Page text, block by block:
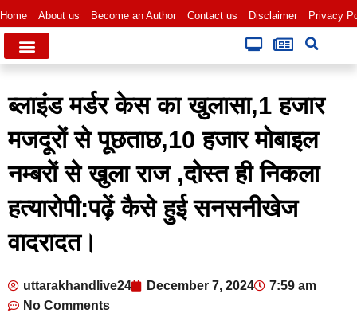
Home About us Become an Author Contact us Disclaimer Privacy
ब्लाइंड मर्डर केस का खुलासा,1 हजार
मजदूरों से पूछताछ,10 हजार मोबाइल
नम्बरों से खुला राज ,दोस्त ही निकला
हत्यारोपी:पढ़ें कैसे हुई सनसनीखेज
वादरादत।
uttarakhandlive24 December 7, 2024
7:59 am
No Comments